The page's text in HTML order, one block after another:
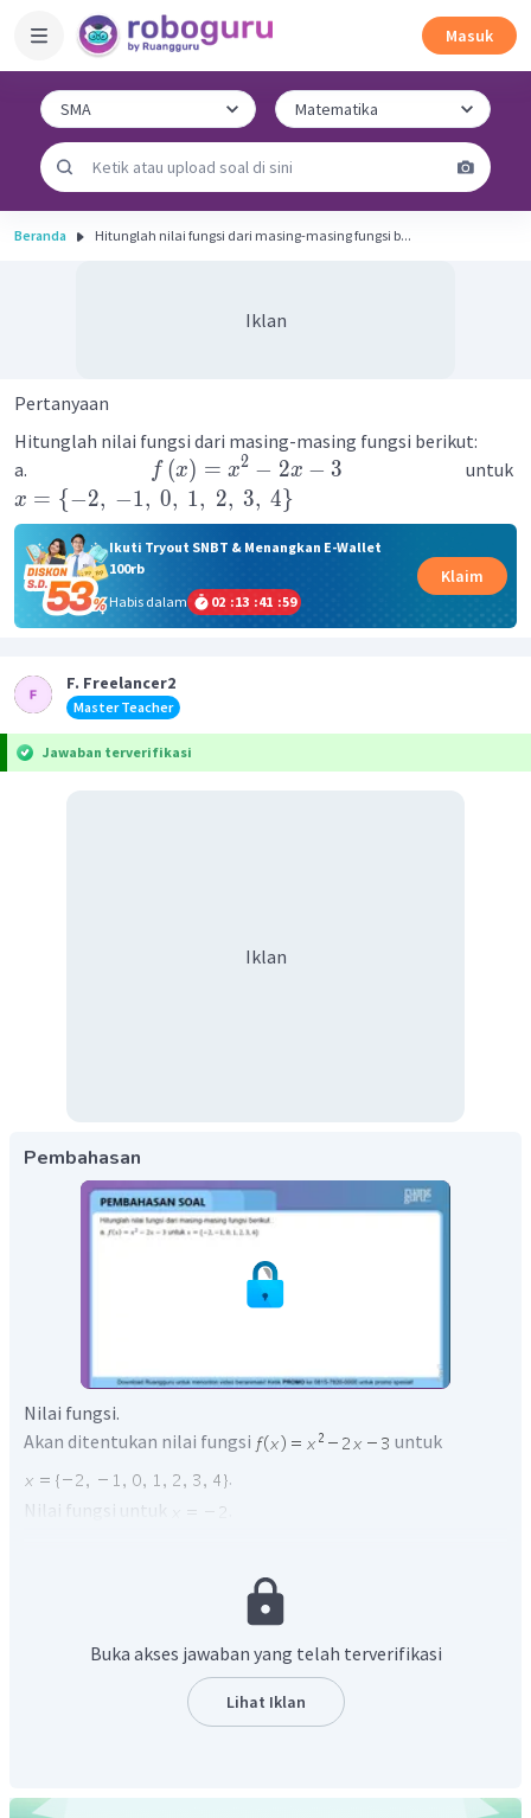
Masuk
Beranda Hitunglah nilai fungsi dari masing-masing fungsi b...
Iklan
Pertanyaan
Hitunglah nilai fungsi dari masing-masing fungsi berikut:
a.
f (x) = x2 − 2x − 3 untuk
x = {−2, −1, 0, 1, 2, 3, 4}
Ikuti Tryout SNBT & Menangkan E-Wallet
100rb
Habis dalam
02 :13 :41 :59
Klaim
F. Freelancer2
Master Teacher
Jawaban terverifikasi
Iklan
Pembahasan
Nilai fungsi.
Akan ditentukan nilai fungsi
untuk
.
Nilai fungsi untuk
Nilai fungsi untuk
Buka akses jawaban yang telah terverifikasi
Lihat Iklan